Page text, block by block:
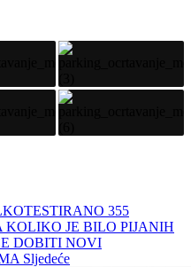
355
JE BILO PIJANIH
DOBITI NOVI
Sljedeće